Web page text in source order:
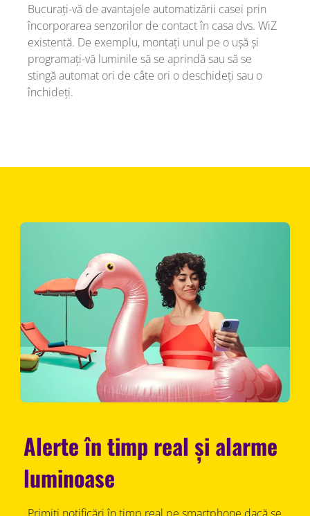
Bucurați-vă de avantajele automatizării casei prin
încorporarea senzorilor de contact în casa dvs. WiZ
existentă. De exemplu, montați unul pe o ușă și
programați-vă luminile să se aprindă sau să se
stingă automat ori de câte ori o deschideți sau o
închideți.
Alerte în timp real și alarme
luminoase